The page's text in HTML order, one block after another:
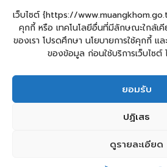
เว็บไซต์ {https://
คุกกี้ หรือ เทคโนโลยีอื่นที่มีลักษณะใกล้เ
ของเรา โปรดศึกษา นโยบายการใช้คุกกี้ แ
ของข้อมูล ก่อนใช้บริการเว็บไซ
ยอมรับ
ปฏิเสธ
ดูรายละเอียด
เวลาทำการ จันทร์ – ศุกร์
08:30 -16:30 น.
โทรศัพท์ / โทรสาร